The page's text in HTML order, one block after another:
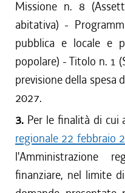
Missione n. 8
abitativa) -
pubblica e locale e
popolare) - Titolo n. 1
previsione della spesa
2027.
3. Per le finalità di cui
regionale 22 febbraio
l'Amministrazione
finanziare, nel limite